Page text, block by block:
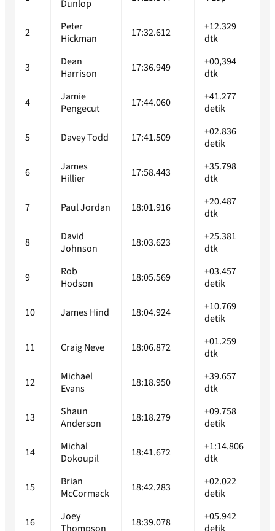
Dunlop
2
Peter
Hickman
17:32.612
+12.329
dtk
3
Dean
Harrison
17:36.949
+00,394
dtk
4
Jamie
Pengecut
17:44.060
+41.277
detik
5 Davey Todd 17:41.509
+02.836
detik
6
James
Hillier
17:58.443
+35.798
dtk
7 Paul Jordan 18:01.916
+20.487
dtk
8
David
Johnson
18:03.623
+25.381
dtk
9
Rob
Hodson
18:05.569
+03.457
detik
10 James Hind 18:04.924
+10.769
detik
11 Craig Neve 18:06.872
+01.259
dtk
12
Michael
Evans
18:18.950
+39.657
dtk
13
Shaun
Anderson
18:18.279
+09.758
detik
14
Michal
Dokoupil
18:41.672
+1:14.806
dtk
15
Brian
McCormack
18:42.283
+02.022
detik
16
Joey
18:39.078
+05.942